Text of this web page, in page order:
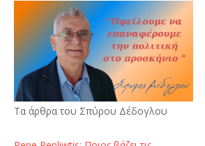
Τα άρθρα του Σπύρου Δέδογλου